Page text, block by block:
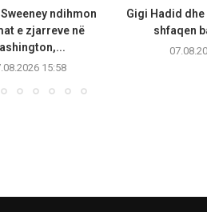
ndihmon
e zjarreve në
15:58
Gigi Hadid
shfaqen